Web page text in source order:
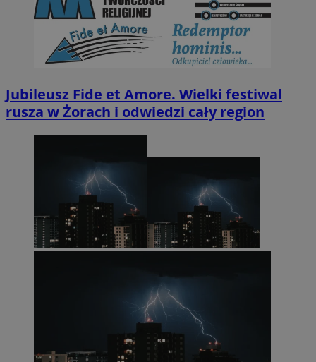
Jubileusz Fide et Amore. Wielki festiwal
rusza w Żorach i odwiedzi cały region